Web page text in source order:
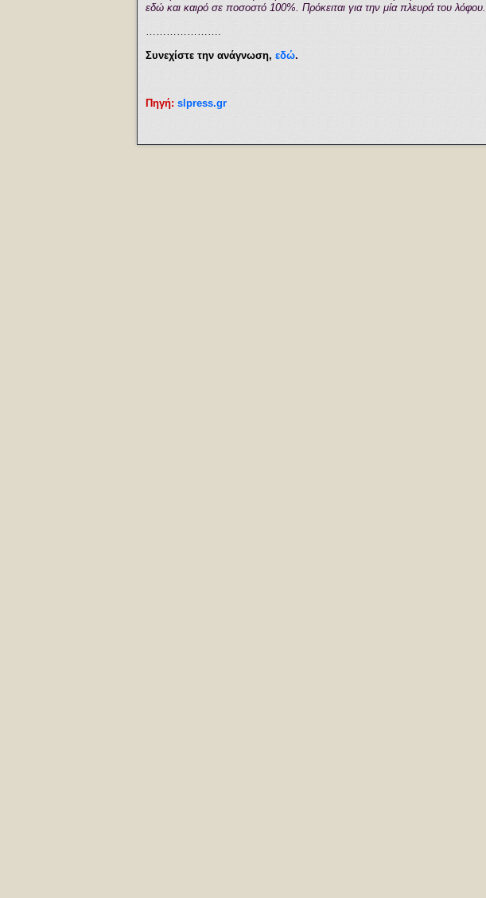
εδώ και καιρό σε ποσοστό 100%. Πρόκειται για την μία πλευρά του λόφου.
………………….
Συνεχίστε την ανάγνωση, εδώ.
Πηγή: slpress.gr